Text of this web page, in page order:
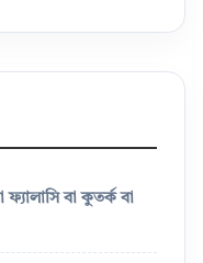
বা কুতর্ক বা